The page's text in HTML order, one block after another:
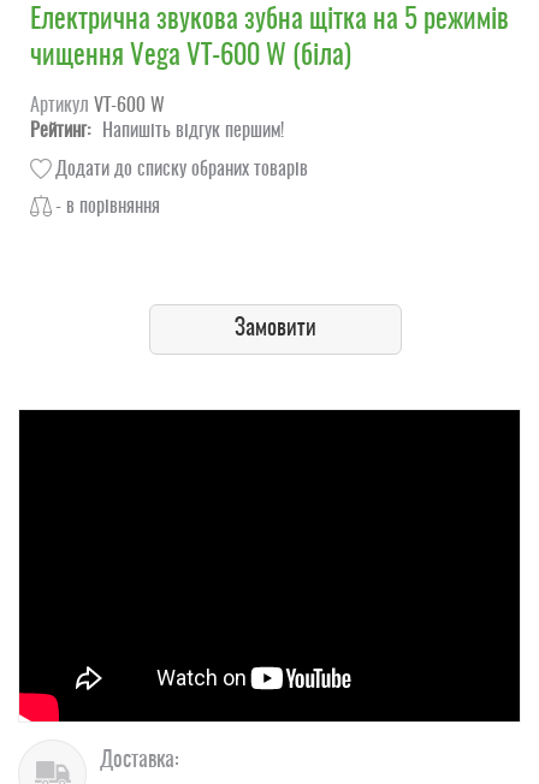
Електрична звукова зубна щітка на 5 режимів
чищення Vega VT-600 W (біла)
Артикул VT-600 W
Рейтинг:
Напишіть відгук першим!
Додати до списку обраних товарів
- в порівняння
Замовити
Доставка: